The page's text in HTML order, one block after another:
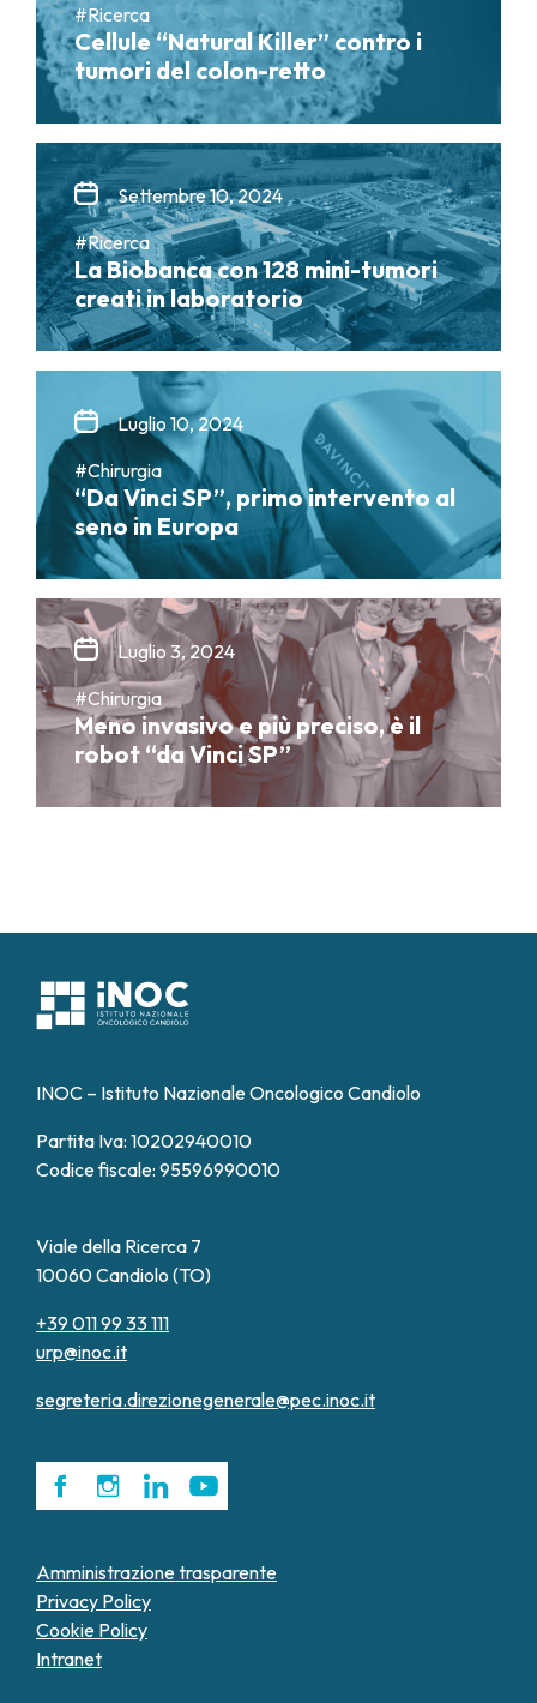
#Ricerca
Cellule “Natural Killer” contro i
tumori del colon-retto
Settembre 10, 2024
#Ricerca
La Biobanca con 128 mini-tumori
creati in laboratorio
Luglio 10, 2024
#Chirurgia
“Da Vinci SP”, primo intervento al
seno in Europa
Luglio 3, 2024
#Chirurgia
Meno invasivo e più preciso, è il
robot “da Vinci SP”
INOC – Istituto Nazionale Oncologico Candiolo
Partita Iva: 10202940010
Codice fiscale: 95596990010
Viale della Ricerca 7
10060 Candiolo (TO)
+39 011 99 33 111
urp@inoc.it
segreteria.direzionegenerale@pec.inoc.it
Amministrazione trasparente
Privacy Policy
Cookie Policy
Intranet